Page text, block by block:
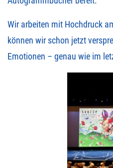
Wir arbeiten mit Hochdruck
können wir schon jetzt
Emotionen – genau wie im